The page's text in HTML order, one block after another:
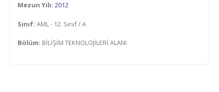
Mezun Yılı: 2012
Sınıf: AML - 12. Sınıf / A
Bölüm: BİLİŞİM TEKNOLOJİLERİ ALANI